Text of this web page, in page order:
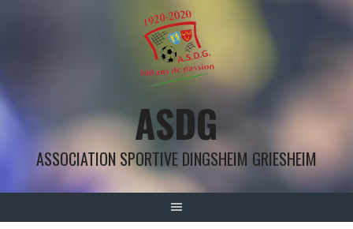
ASDG
ASSOCIATION SPORTIVE DINGSHEIM GRIESHEIM